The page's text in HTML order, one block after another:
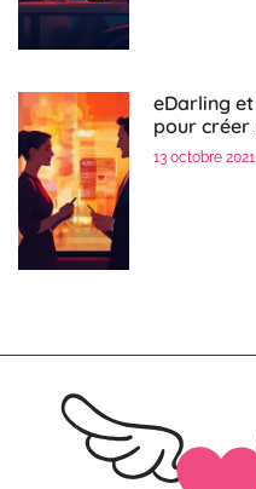
eDarling et
pour créer
13 octobre 2021